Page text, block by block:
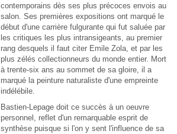
contemporains dès ses plus précoces envois au
salon. Ses premières expositions ont marqué le
début d'une carrière fulgurante qui fut saluée par
les critiques les plus intransigeants, au premier
rang desquels il faut citer Emile Zola, et par les
plus zélés collectionneurs du monde entier. Mort
à trente-six ans au sommet de sa gloire, il a
marqué la peinture naturaliste d'une empreinte
indélébile.
Bastien-Lepage doit ce succès à un oeuvre
personnel, reflet d'un remarquable esprit de
synthèse puisque si l'on y sent l'influence de sa